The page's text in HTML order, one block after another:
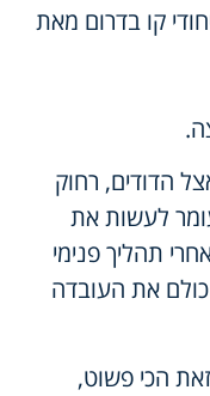
קו בדרום מאת
הדודים, רחוק
לעשות את
תהליך פנימי
את העובדה
הכי פשוט,